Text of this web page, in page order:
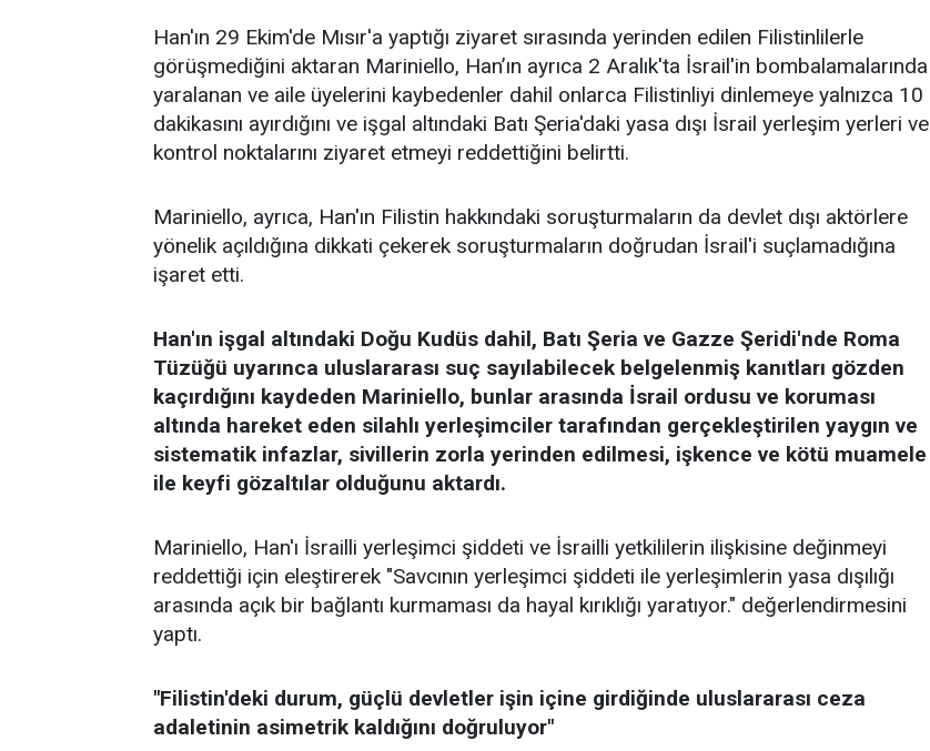
Han'ın 29 Ekim'de Mısır'a yaptığı ziyaret sırasında yerinden edilen Filistinlilerle
görüşmediğini aktaran Mariniello, Han’ın ayrıca 2 Aralık'ta İsrail'in bombalamalarında
yaralanan ve aile üyelerini kaybedenler dahil onlarca Filistinliyi dinlemeye yalnızca 10
dakikasını ayırdığını ve işgal altındaki Batı Şeria'daki yasa dışı İsrail yerleşim yerleri ve
kontrol noktalarını ziyaret etmeyi reddettiğini belirtti.
Mariniello, ayrıca, Han'ın Filistin hakkındaki soruşturmaların da devlet dışı aktörlere
yönelik açıldığına dikkati çekerek soruşturmaların doğrudan İsrail'i suçlamadığına
işaret etti.
Han'ın işgal altındaki Doğu Kudüs dahil, Batı Şeria ve Gazze Şeridi'nde Roma
Tüzüğü uyarınca uluslararası suç sayılabilecek belgelenmiş kanıtları gözden
kaçırdığını kaydeden Mariniello, bunlar arasında İsrail ordusu ve koruması
altında hareket eden silahlı yerleşimciler tarafından gerçekleştirilen yaygın ve
sistematik infazlar, sivillerin zorla yerinden edilmesi, işkence ve kötü muamele
ile keyfi gözaltılar olduğunu aktardı.
Mariniello, Han'ı İsrailli yerleşimci şiddeti ve İsrailli yetkililerin ilişkisine değinmeyi
reddettiği için eleştirerek "Savcının yerleşimci şiddeti ile yerleşimlerin yasa dışılığı
arasında açık bir bağlantı kurmaması da hayal kırıklığı yaratıyor." değerlendirmesini
yaptı.
"Filistin'deki durum, güçlü devletler işin içine girdiğinde uluslararası ceza
adaletinin asimetrik kaldığını doğruluyor"